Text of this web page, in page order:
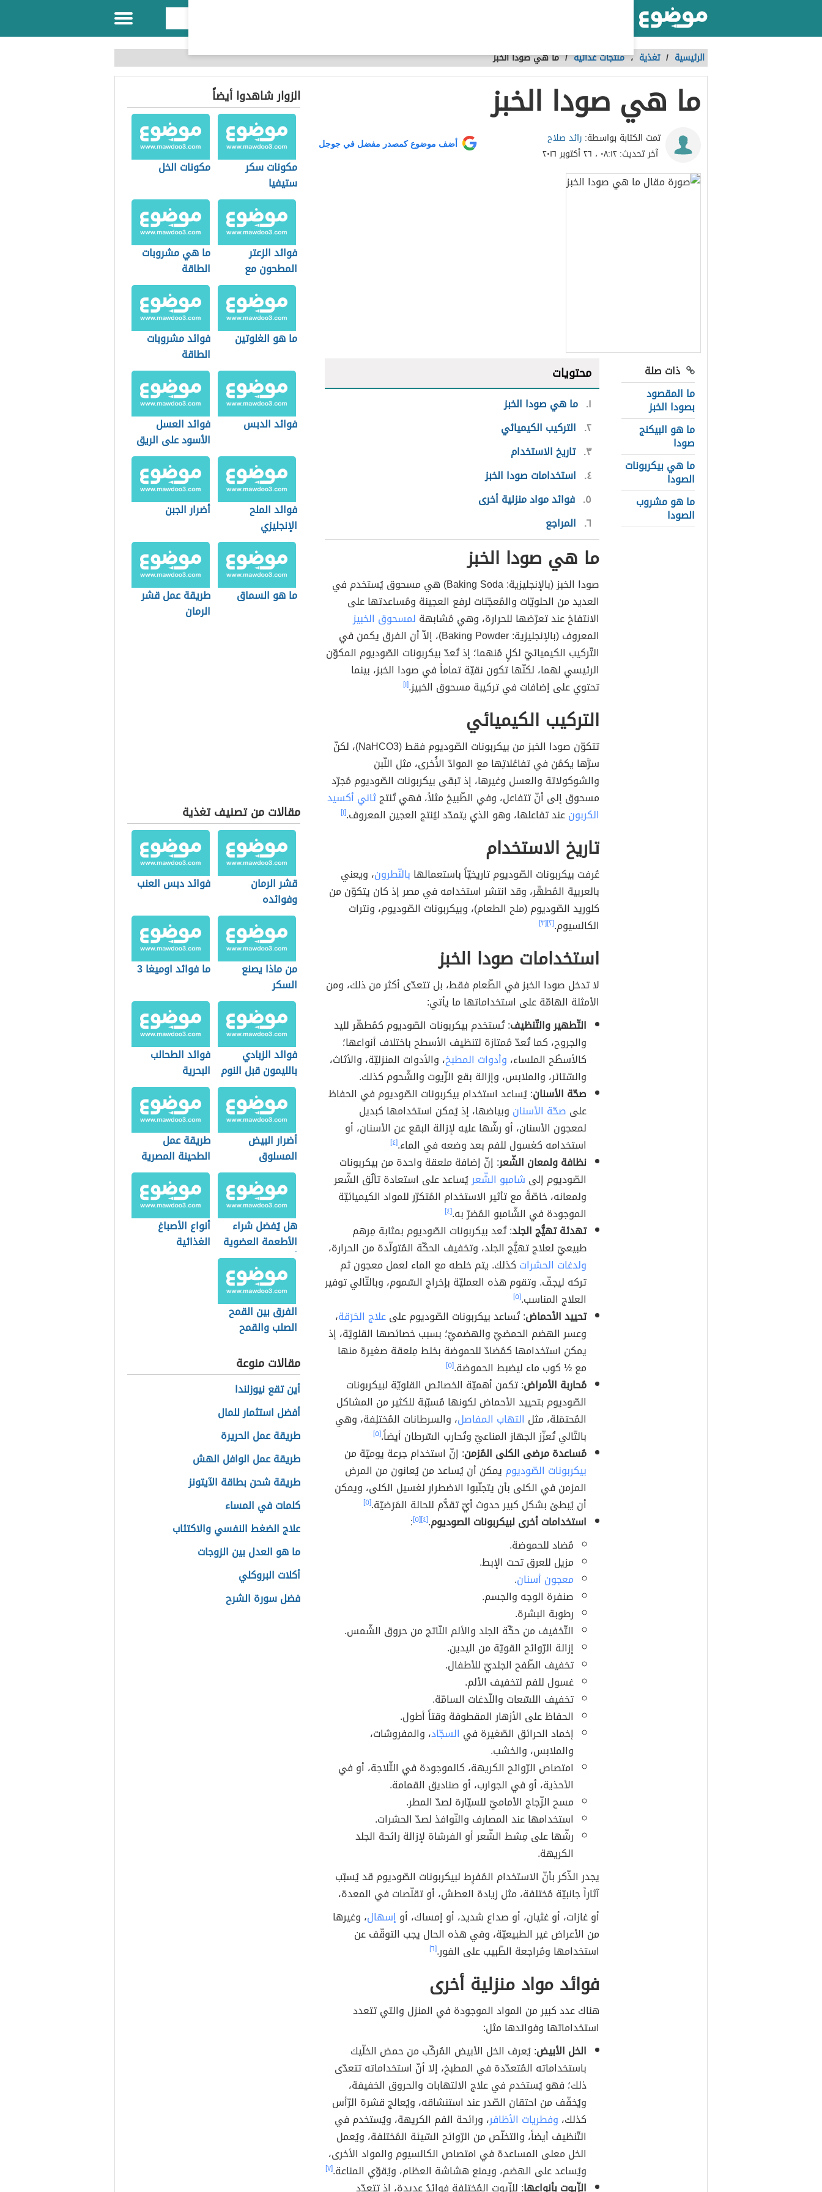
الرئيسية / تغذية ،منتجات غذائية /ما هي صودا الخبز
ما هي صودا الخبز
تمت الكتابة بواسطة: رائد صلاح
آخر تحديث:٠٨:١٢ ، ٢٦ أكتوبر ٢٠١٦
أضف موضوع كمصدر مفضل في جوجل
ذات صلة
ما المقصود
بصودا الخبز
ما هو البيكنج
صودا
ما هي بيكربونات
الصودا
ما هو مشروب
الصودا
محتويات
١ ما هي صودا الخبز
٢ التركيب الكيميائي
٣ تاريخ الاستخدام
٤ استخدامات صودا الخبز
٥ فوائد مواد منزلية أخرى
٦ المراجع
ما هي صودا الخبز
صودا الخبز (بالإنجليزية: Baking Soda) هي مسحوق يُستخدم في
العديد من الحلويّات والمُعجّنات لرفع العجينة ومُساعدتها على
الانتفاخ عند تعرّضها للحرارة، وهي مُشابهة لمسحوق الخبيز
المعروف (بالإنجليزية: Baking Powder)، إلاّ أن الفرق يكمن في
التّركيب الكيميائيّ لكلٍ مُنهما؛ إذ تُعدّ بيكربونات الصّوديوم المكوّن
الرئيسي لهما، لكنّها تكون نقيّة تماماً في صودا الخبز، بينما
تحتوي على إضافات في تركيبة مسحوق الخبيز.[١]
التركيب الكيميائي
تتكوّن صودا الخبز من بيكربونات الصّوديوم فقط (NaHCO3)، لكنّ
سرَّها يكمُن في تفاعُلاتِها مع الموادّ الأُخرى، مثل اللّبن
والشوكولاتة والعسل وغيرها، إذ تبقى بيكربونات الصّوديوم مُجرّد
مسحوق إلى أنّ تتفاعل، وفي الطّبيخ مثلاً، فهي تُنتجثاني أكسيد
الكربونعند تفاعلها، وهو الذي يتمدّد ليُنتج العجين المعروف.[١]
تاريخ الاستخدام
عُرفت بيكربونات الصّوديوم تاريخيّاً باستعمالها بالنّطرون، ويعني
بالعربية المُطهّر، وقد انتشر استخدامه في مصر إذ كان يتكوّن من
كلوريد الصّوديوم (ملح الطعام)، وبيكربونات الصّوديوم، ونترات
الكالسيوم.[٢] [٣]
استخدامات صودا الخبز
لا تدخل صودا الخبز في الطّعام فقط، بل تتعدّى أكثر من ذلك، ومن
الأمثلة الهامّة على استخداماتها ما يأتي:
التّطهير والتّنظيف: تُستخدم بيكربونات الصّوديوم كمُطهّر لليد
والجروح، كما تُعدّ مُمتازة لتنظيف الأسطح باختلاف أنواعها؛
كالأسطُح الملساء، وأدوات المطبخ، والأدوات المنزليّة، والأثاث،
والسّتائر، والملابس، وإزالة بقع الزّيوت والشّحوم كذلك.
صحّة الأسنان: يُساعد استخدام بيكربونات الصّوديوم في الحفاظ
على صحّة الأسنان وبياضها، إذ يُمكن استخدامها كبديل
لمعجون الأسنان، أو رشّها عليه لإزالة البقع عن الأسنان، أو
استخدامه كغسول للفم بعد وضعه في الماء.[٤]
نظافة ولمعان الشّعر: إنّ إضافة ملعقة واحدة من بيكربونات
الصّوديوم إلى شامبو الشّعريُساعد على استعادة تألُق الشّعر
ولمعانه، خاصّةً مع تأثير الاستخدام المُتكرّر للمواد الكيميائيّة
الموجودة في الشّامبو المُضرّ به.[٤]
تهدئة تهيُّج الجلد: تُعد بيكربونات الصّوديوم بمثابة مِرهم
طبيعيّ لعلاج تهيُّج الجلد، وتخفيف الحكّة المُتولّدة من الحرارة،
ولدغات الحشرات كذلك. يتم خلطه مع الماء لعمل معجون ثم
تركه ليجفّ. وتقوم هذه العمليّة بإخراج السّموم، وبالتّالي توفير
العلاج المناسب.[٥]
تحييد الأحماض: تُساعد بيكربونات الصّوديوم علىعلاج الحَرَقة،
وعسر الهضم الحمضيّ والهضميّ؛ بسبب خصائصها القلويّة، إذ
يمكن استخدامها كمُضادّ للحموضة بخلط مِلعقة صغيرة منها
مع ½ كوب ماء ليضبط الحموضة.[٥]
مُحاربة الأمراض: تكمن أهميّة الخصائص القلويّة لبيكربونات
الصّوديوم بتحييد الأحماض لكونها مُسبّبة للكثير من المشاكل
المُحتمَلة، مثل التهاب المفاصل، والسرطانات المُختلِفة، وهي
بالتّالي تُعزّز الجهاز المناعيّ وتُحارب السّرطان أيضاً.[٥]
مُساعدة مرضى الكلى المُزمن: إنّ استخدام جرعة يوميّة من
بيكربونات الصّوديوم يمكن أن يُساعد من يُعانون من المرض
المزمن في الكلى بأن يتجنّبوا الاضطرار لغسيل الكلى، ويمكن
أن يُبطئ بشكل كبير حدوث أيّ تقدُّم للحالة المَرَضيّة.[٥]
استخدامات أخرى لبيكربونات الصوديوم.[٤] [٥] :
مُضاد للحموضة.
مزيل للعرق تحت الإبط.
معجون أسنان.
صنفرة الوجه والجسم.
رطوبة البشرة.
التّخفيف من حكّة الجلد والألم النّاتج من حروق الشّمس.
إزالة الرّوائح القويّة من اليدين.
تخفيف الطّفح الجلديّ للأطفال.
غسول للفم لتخفيف الألم.
تخفيف اللسّعات واللّدغات السامّة.
الحفاظ على الأزهار المقطوفة وقتاً أطول.
إخماد الحرائق الصّغيرة في السجّاد، والمفروشات،
والملابس، والخشب.
امتصاص الرّوائح الكريهة، كالموجودة في الثّلاجة، أو في
الأحذية، أو في الجوارب، أو صناديق القمامة.
مسح الزّجاج الأماميّ للسيّارة لصدّ المطر.
استخدامها عند المصارف والنّوافذ لصدّ الحشرات.
رشّها على مِشط الشّعر أو الفرشاة لإزالة رائحة الجلد
الكريهة.
يجدر الذّكر بأنّ الاستخدام المُفرِط لبيكربونات الصّوديوم قد يُسبّب
آثاراً جانبيّة مُختلفة، مثل زيادة العطش، أو تقلّصات في المعدة،
أو غازات، أو غثيان، أو صداع شديد، أو إمساك، أو إسهال، وغيرها
من الأعراض غير الطبيعيّة، وفي هذه الحال يجب التوقّف عن
استخدامها ومُراجعة الطّبيب على الفور.[٦]
فوائد مواد منزلية أخرى
هناك عدد كبير من المواد الموجودة في المنزل والتي تتعدد
استخداماتها وفوائدها مثل:
الخل الأبيض: يُعرف الخل الأبيض المُركّب من حمض الخلّيك
باستخداماته المُتعدّدة في المطبخ، إلا أنّ استخداماته تتعدّى
ذلك؛ فهو يُستخدم في علاج الالتهابات والحروق الخفيفة،
ويُخفّف من احتقان الصّدر عند استنشاقه، ويُعالج قشرة الرّأس
كذلك، وفطريات الأظافر، ورائحة الفم الكريهة، ويُستخدم في
التّنظيف أيضاً، والتخلّص من الرّوائح السّيئة المُختلفة، ويُعمل
الخل معلى المساعدة في امتصاص الكالسيوم والمواد الأخرى،
ويُساعد على الهضم، ويمنع هشاشة العظام، ويُقوّي المناعة.[٧]
الزّيوت بأنواعها: للزّيوت المُختلفة فوائدُ عديدة، إذ تتعدّد
الزوار شاهدوا أيضاً
مكونات سكر
ستيفيا
مكونات الخل
فوائد الزعتر
المطحون مع
السمسم
ما هي مشروبات
الطاقة
ما هو الغلوتين
فوائد مشروبات
الطاقة
فوائد الدبس
فوائد العسل
الأسود على الريق
فوائد الملح
الإنجليزي
أضرار الجبن
ما هو السماق
طريقة عمل قشر
الرمان
مقالات من تصنيف تغذية
قشر الرمان
وفوائده
فوائد دبس العنب
من ماذا يصنع
السكر
ما فوائد اوميغا 3
فوائد الزبادي
بالليمون قبل النوم
فوائد الطحالب
البحرية
أضرار البيض
المسلوق
طريقة عمل
الطحينة المصرية
هل يُفضل شراء
الأطعمة العضوية
أثناء التسوق؟
أنواع الأصباغ
الغذائية
الفرق بين القمح
الصلب والقمح
مقالات منوعة
أين تقع نيوزلندا
أفضل استثمار للمال
طريقة عمل الحريرة
طريقة عمل الوافل الهش
طريقة شحن بطاقة الآيتونز
كلمات في المساء
علاج الضغط النفسي والاكتئاب
ما هو العدل بين الزوجات
أكلات البروكلي
فضل سورة الشرح